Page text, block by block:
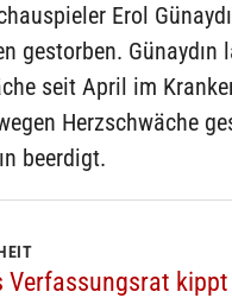
Erol
gestorben. Günaydın
seit April im
Herzschwäche
beerdigt.
Verfassungsrat kippt